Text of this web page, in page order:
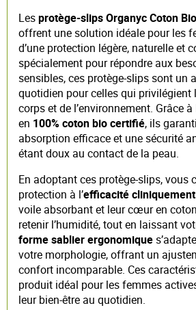
Lesprotège-slips Organyc Coton
offrent une solution idéale pour les
d’une protection légère, naturelle et
spécialement pour répondre aux
sensibles, ces protège-slips sont un
quotidien pour celles qui privilégient
corps et de l’environnement. Grâce
en 100% coton bio certifié, ils
absorption efficace et une sécurité
étant doux au contact de la peau.
En adoptant ces protège-slips, vous
protection à l’efficacité
voile absorbant et leur cœur en
retenir l’humidité, tout en laissant
forme sablier ergonomique
votre morphologie, offrant un
confort incomparable. Ces
produit idéal pour les femmes
leur bien-être au quotidien.